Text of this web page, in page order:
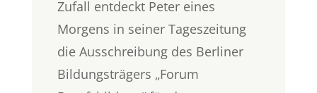
Zufall entdeckt Peter eines
Morgens in seiner Tageszeitung
die Ausschreibung des Berliner
Bildungsträgers „Forum